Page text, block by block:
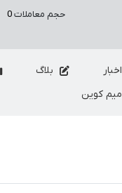
حجم معاملات0
اخبار بلاگ
میم کوین